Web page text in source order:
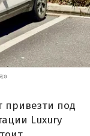
привезти под
Luxury